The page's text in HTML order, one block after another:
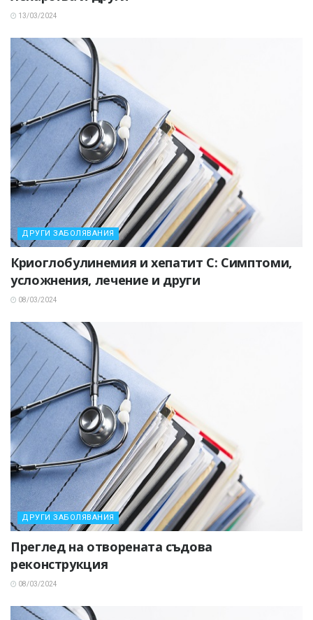
13/03/2024
ДРУГИ ЗАБОЛЯВАНИЯ
Криоглобулинемия и хепатит C: Симптоми,
усложнения, лечение и други
08/03/2024
ДРУГИ ЗАБОЛЯВАНИЯ
Преглед на отворената съдова
реконструкция
08/03/2024